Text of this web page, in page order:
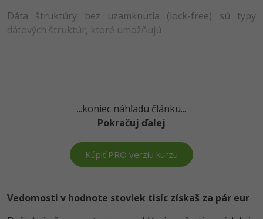
UML
Algoritmy -41%
Fórum
Testovanie softvéru
Dáta štruktúry bez uzamknutia (lock-free) sú typy
dátových štruktúr, ktoré umožňujú
...koniec náhľadu článku...
Pokračuj ďalej
Kúpiť PRO verziu kurzu
Vedomosti v hodnote stoviek tisíc získaš za pár eur